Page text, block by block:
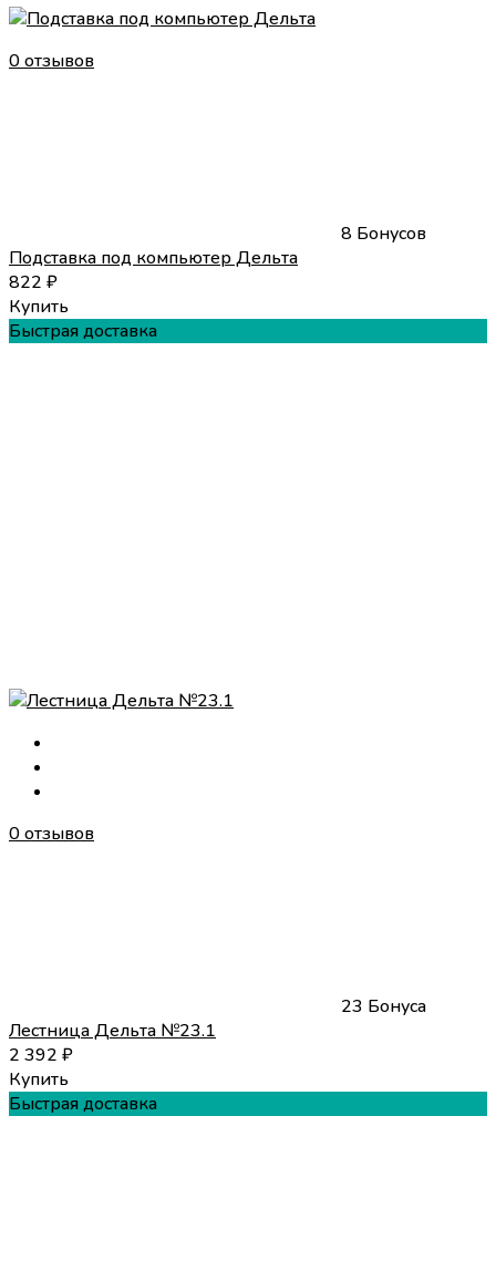
0 отзывов
8 Бонусов
Подставка под компьютер Дельта
822 ₽
Купить
Быстрая доставка
0 отзывов
23 Бонуса
Лестница Дельта №23.1
2 392 ₽
Купить
Быстрая доставка